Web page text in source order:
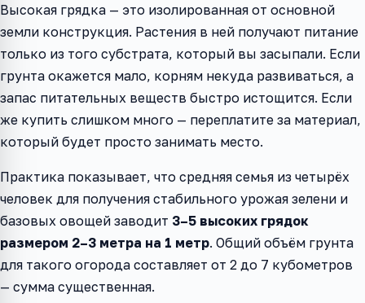
Высокая грядка — это изолированная от основной
земли конструкция. Растения в ней получают питание
только из того субстрата, который вы засыпали. Если
грунта окажется мало, корням некуда развиваться, а
запас питательных веществ быстро истощится. Если
же купить слишком много — переплатите за материал,
который будет просто занимать место.
Практика показывает, что средняя семья из четырёх
человек для получения стабильного урожая зелени и
базовых овощей заводит 3–5 высоких грядок
размером 2–3 метра на 1 метр. Общий объём грунта
для такого огорода составляет от 2 до 7 кубометров
— сумма существенная.